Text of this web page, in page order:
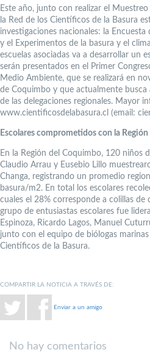
Este año, junto con realizar el
la Red de los Científicos de la Basura
investigaciones nacionales: la
y el Experimentos de la basura y el
escuelas asociadas va a desarrollar un
serán presentados en el Primer
Medio Ambiente, que se realizará en
de Coquimbo y que actualmente
de las delegaciones regionales. Mayor
www.cientificosdelabasura.cl (email:
Escolares comprometidos con la Región
En la Región del Coquimbo, 120 niños
Claudio Arrau y Eusebio Lillo
Changa, registrando un promedio
basura/m2. En total los escolares
cuales el 28% corresponde a colillas de
grupo de entusiastas escolares fue
Espinoza, Ricardo Lagos, Manuel
junto con el equipo de biólogas
Científicos de la Basura.
COMPARTIR LA NOTICIA A TRAVÉS DE:
Enviar a un amigo
No hay comentarios